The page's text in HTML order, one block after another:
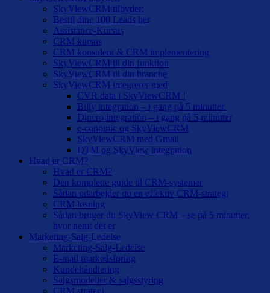
SkyViewCRM tilbyder:
Bestil dine 100 Leads her
Assistance-Kursus
CRM kursus
CRM konsulent & CRM implementering
SkyViewCRM til din funktion
SkyViewCRM til din branche
SkyViewCRM integrerer med
CVR data i SkyViewCRM !
Billy integration – i gang på 5 minutter.
Dinero integration – i gang på 5 minutter
e-conomic og SkyViewCRM
SkyViewCRM med Gmail
DTM og SkyView integration
Hvad er CRM?
Hvad er CRM?
Den komplette guide til CRM-systemer
Sådan udarbejder du en effektiv CRM-strategi
CRM løsning
Sådan bruger du SkyView CRM – se på 5 minutter,
hvor nemt det er
Marketing-Salg-Ledelse
Marketing-Salg-Ledelse
E-mail markedsføring
Kundehåndtering
Salgsmodeller & salgsstyring
CRM strategi